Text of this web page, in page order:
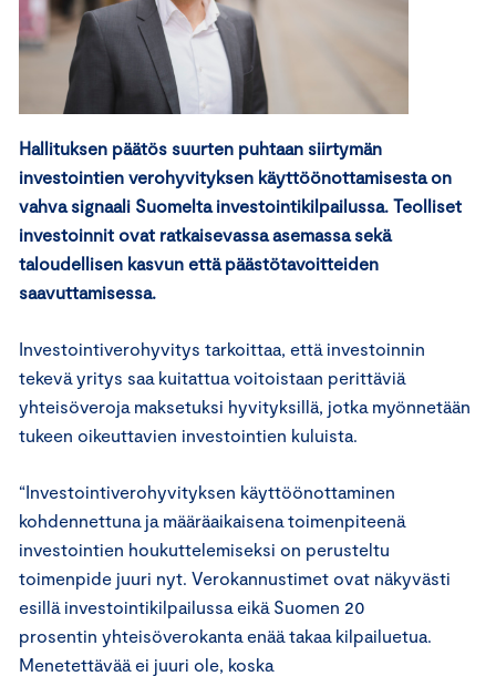
Hallituksen päätös suurten puhtaan siirtymän
investointien verohyvityksen käyttöönottamisesta on
vahva signaali Suomelta investointikilpailussa. Teolliset
investoinnit ovat ratkaisevassa asemassa sekä
taloudellisen kasvun että päästötavoitteiden
saavuttamisessa.
Investointiverohyvitys tarkoittaa, että investoinnin
tekevä yritys saa kuitattua voitoistaan perittäviä
yhteisöveroja maksetuksi hyvityksillä, jotka myönnetään
tukeen oikeuttavien investointien kuluista.
“Investointiverohyvityksen käyttöönottaminen
kohdennettuna ja määräaikaisena toimenpiteenä
investointien houkuttelemiseksi on perusteltu
toimenpide juuri nyt. Verokannustimet ovat näkyvästi
esillä investointikilpailussa eikä Suomen 20
prosentin yhteisöverokanta enää takaa kilpailuetua.
Menetettävää ei juuri ole, koska